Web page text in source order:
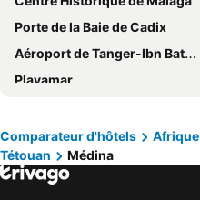
Porte de la Baie de Cadix
Aéroport de Tanger-Ibn Battouta
Playamar
Benalmádena Costa
Port de Tarifa
Gare Vialia - Maria Zambrano
Comparateur d'hôtels Afrique
Tétouan
Médina